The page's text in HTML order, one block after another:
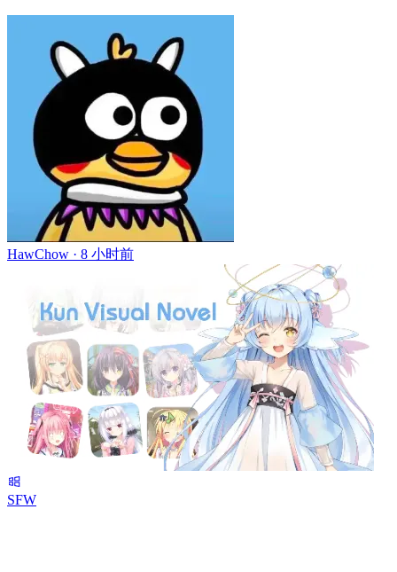
HawChow · 8 小时前
SFW